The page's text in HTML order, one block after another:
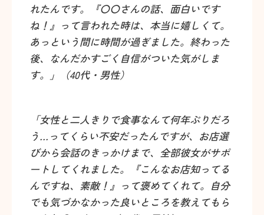
れたんです。『〇〇さんの話、面白いです
ね！』って言われた時は、本当に嬉しくて。
あっという間に時間が過ぎました。終わった
後、なんだかすごく自信がついた気がしま
す。」（40代・男性）
「女性と二人きりで食事なんて何年ぶりだろ
う…ってくらい不安だったんですが、お店選
びから会話のきっかけまで、全部彼女がサポ
ートしてくれました。『こんなお店知ってる
んですね、素敵！』って褒めてくれて。自分
でも気づかなかった良いところを教えてもら